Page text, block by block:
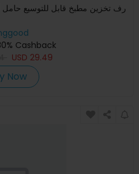
رف تخزين مطبخ قابل للتوسيع حامل
Cashback
USD 29.49
Now